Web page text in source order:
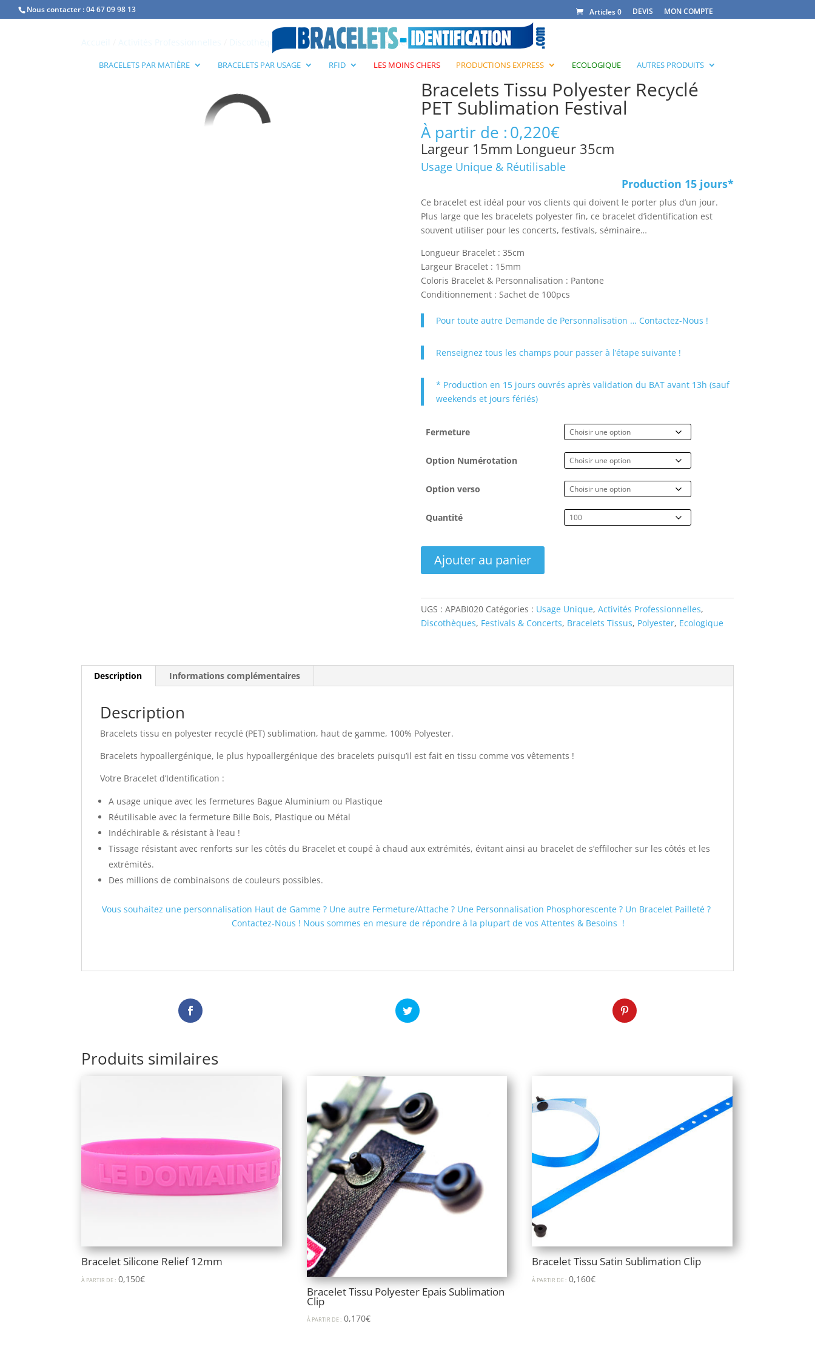
Nous contacter :04 67 09 98 13 Articles 0 DEVIS MON COMPTE
BRACELETS PAR MATIÈRE BRACELETS PAR USAGE RFID LES MOINS CHERS PRODUCTIONS EXPRESS ECOLOGIQUE AUTRES PRODUITS
/ Bracelets Tissu Polyester Recyclé PET Sublimation Festival
Bracelets Tissu Polyester Recyclé
PET Sublimation Festival
À partir de :0,220€
Largeur 15mm Longueur 35cm
Usage Unique & Réutilisable
Production 15 jours*
Ce bracelet est idéal pour vos clients qui doivent le porter plus d’un jour.
Plus large que les bracelets polyester fin, ce bracelet d’identification est
souvent utiliser pour les concerts, festivals, séminaire…
Longueur Bracelet : 35cm
Largeur Bracelet : 15mm
Coloris Bracelet & Personnalisation : Pantone
Conditionnement : Sachet de 100pcs
Pour toute autre Demande de Personnalisation … Contactez-Nous !
Renseignez tous les champs pour passer à l’étape suivante !
* Production en 15 jours ouvrés après validation du BAT avant 13h (sauf
weekends et jours fériés)
Fermeture
Option Numérotation
Option verso
Quantité
quantité
Polyester
Recyclé
Festival
Ajouter au panier
UGS : APABI020 Catégories : Usage Unique, Activités Professionnelles,
Discothèques, Festivals & Concerts, Bracelets Tissus, Polyester, Ecologique
Description Informations complémentaires
Description
Bracelets tissu en polyester recyclé (PET) sublimation, haut de gamme, 100% Polyester.
Bracelets hypoallergénique, le plus hypoallergénique des bracelets puisqu’il est fait en tissu comme vos vêtements !
Votre Bracelet d’Identification :
A usage unique avec les fermetures Bague Aluminium ou Plastique
Réutilisable avec la fermeture Bille Bois, Plastique ou Métal
Indéchirable & résistant à l’eau !
Tissage résistant avec renforts sur les côtés du Bracelet et coupé à chaud aux extrémités, évitant ainsi au bracelet de s’effilocher sur les côtés et les
extrémités.
Des millions de combinaisons de couleurs possibles.
Vous souhaitez une personnalisation Haut de Gamme ? Une autre Fermeture/Attache ? Une Personnalisation Phosphorescente ? Un Bracelet Pailleté ?
Contactez-Nous ! Nous sommes en mesure de répondre à la plupart de vos Attentes & Besoins !
Produits similaires
Bracelet Silicone Relief 12mm
À PARTIR DE : 0,150€
Bracelet Tissu Polyester Epais Sublimation
Clip
À PARTIR DE : 0,170€
Bracelet Tissu Satin Sublimation Clip
À PARTIR DE : 0,160€